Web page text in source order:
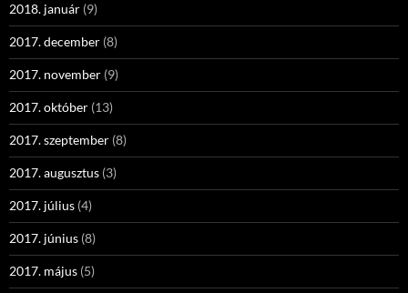
2018. január (9)
2017. december (8)
2017. november (9)
2017. október (13)
2017. szeptember (8)
2017. augusztus (3)
2017. július (4)
2017. június (8)
2017. május (5)